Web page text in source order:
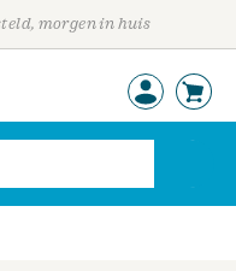
morgen in huis